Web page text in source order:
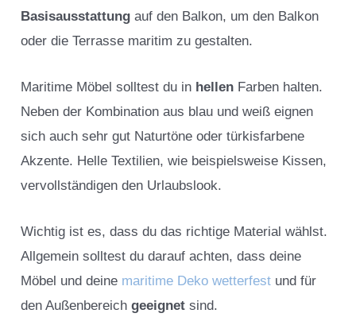
Basisausstattungauf den Balkon, um den Balkon
oder die Terrasse maritim zu gestalten.
Maritime Möbel solltest du in hellen Farben halten.
Neben der Kombination aus blau und weiß eignen
sich auch sehr gut Naturtöne oder türkisfarbene
Akzente. Helle Textilien, wie beispielsweise Kissen,
vervollständigen den Urlaubslook.
Wichtig ist es, dass du das richtige Material wählst.
Allgemein solltest du darauf achten, dass deine
Möbel und deine maritime Deko wetterfest und für
den Außenbereichgeeignet sind.